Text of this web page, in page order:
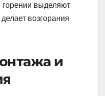
выделяют
возгорания
и